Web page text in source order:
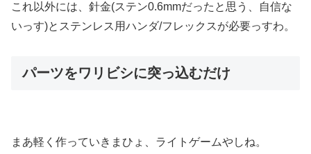
これ以外には、針金(ステン0.6mmだったと思う、自信な
いっす)とステンレス用ハンダ/フレックスが必要っすわ。
パーツをワリビシに突っ込むだけ
まあ軽く作っていきまひょ、ライトゲームやしね。